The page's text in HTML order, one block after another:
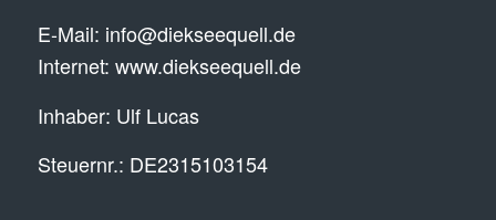
E-Mail: info@diekseequell.de
Internet: www.diekseequell.de
Inhaber: Ulf Lucas
Steuernr.: DE2315103154